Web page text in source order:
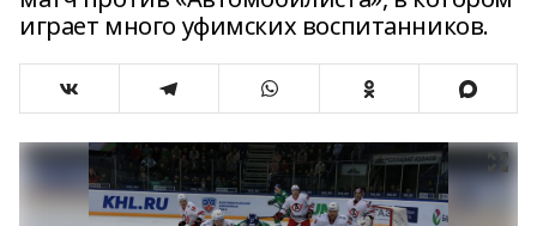
играет много уфимских воспитанников.